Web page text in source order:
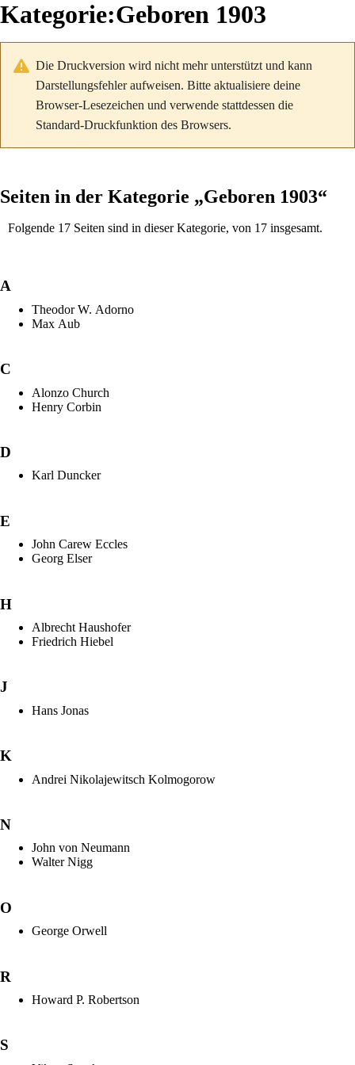
Kategorie:Geboren 1903
Die Druckversion wird nicht mehr unterstützt und kann
Darstellungsfehler aufweisen. Bitte aktualisiere deine
Browser-Lesezeichen und verwende stattdessen die
Standard-Druckfunktion des Browsers.
Seiten in der Kategorie „Geboren 1903“
Folgende 17 Seiten sind in dieser Kategorie, von 17 insgesamt.
A
Theodor W. Adorno
Max Aub
C
Alonzo Church
Henry Corbin
D
Karl Duncker
E
John Carew Eccles
Georg Elser
H
Albrecht Haushofer
Friedrich Hiebel
J
Hans Jonas
K
Andrei Nikolajewitsch Kolmogorow
N
John von Neumann
Walter Nigg
O
George Orwell
R
Howard P. Robertson
S